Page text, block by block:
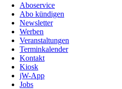
Aboservice
Abo kündigen
Newsletter
Werben
Veranstaltungen
Terminkalender
Kontakt
Kiosk
jW-App
Jobs